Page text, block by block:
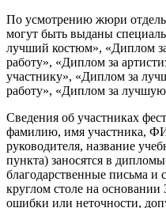
По усмотрению жюри
могут быть выданы
лучший костюм», «Диплом
работу», «Диплом за
участнику», «Диплом за
работу», «Диплом за
Сведения об участниках
фамилию, имя участника,
руководителя, название
пункта) заносятся в
благодарственные письма и
круглом столе на
ошибки или неточности,